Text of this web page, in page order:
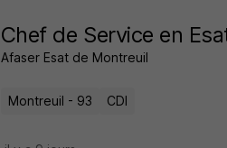
Chef de Service en
Afaser Esat de Montreuil
Montreuil - 93 CDI